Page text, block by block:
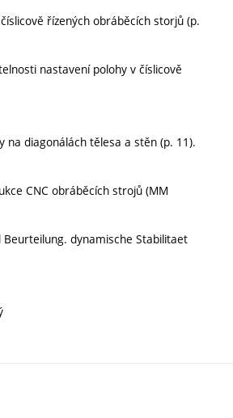
řízených obráběcích storjů (p.
nastavení polohy v číslicově
na diagonálách tělesa a stěn (p. 11).
CNC obráběcích strojů (MM
dynamische Stabilitaet